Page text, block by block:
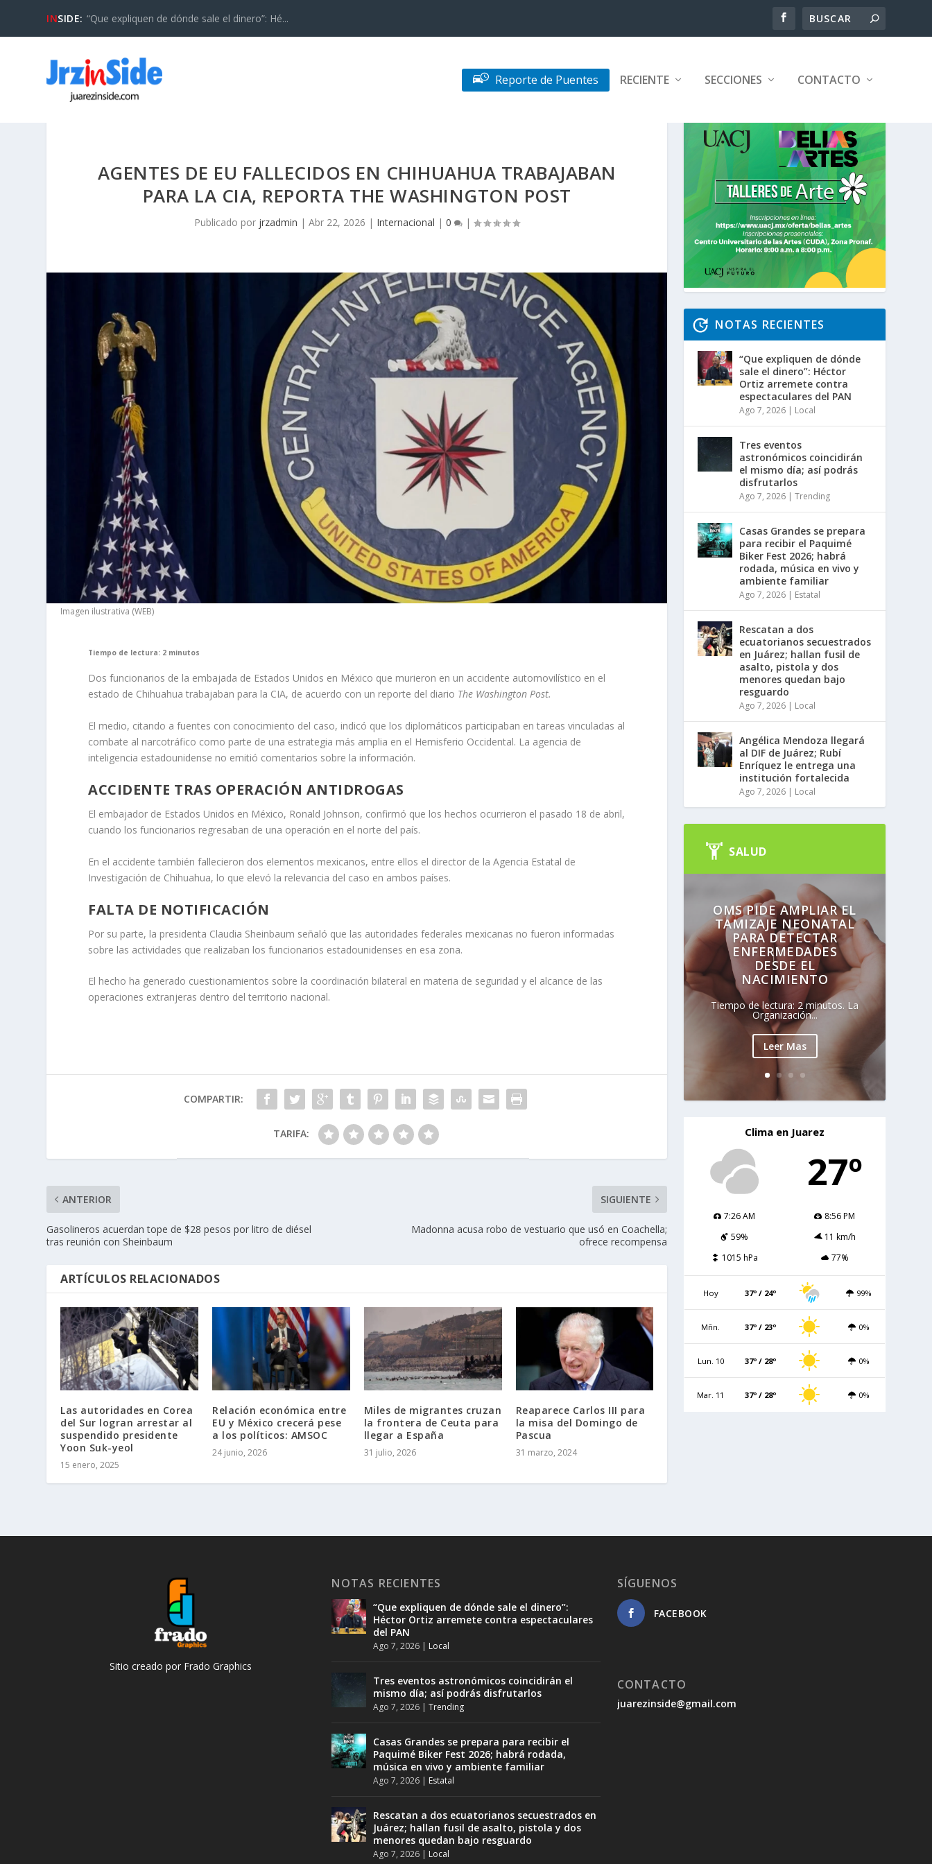
INSIDE: “Que expliquen de dónde sale el dinero”: Hé...
Reporte de Puentes RECIENTE SECCIONES CONTACTO
AGENTES DE EU FALLECIDOS EN CHIHUAHUA TRABAJABAN
PARA LA CIA, REPORTA THE WASHINGTON POST
Publicado por jrzadmin |Abr 22, 2026 | Internacional |0 |
Imagen ilustrativa (WEB)
Tiempo de lectura: 2 minutos
Dos funcionarios de la embajada de Estados Unidos en México que murieron en un accidente automovilístico en el
estado de Chihuahua trabajaban para la CIA, de acuerdo con un reporte del diario The Washington Post.
El medio, citando a fuentes con conocimiento del caso, indicó que los diplomáticos participaban en tareas vinculadas al
combate al narcotráfico como parte de una estrategia más amplia en el Hemisferio Occidental. La agencia de
inteligencia estadounidense no emitió comentarios sobre la información.
ACCIDENTE TRAS OPERACIÓN ANTIDROGAS
El embajador de Estados Unidos en México, Ronald Johnson, confirmó que los hechos ocurrieron el pasado 18 de abril,
cuando los funcionarios regresaban de una operación en el norte del país.
En el accidente también fallecieron dos elementos mexicanos, entre ellos el director de la Agencia Estatal de
Investigación de Chihuahua, lo que elevó la relevancia del caso en ambos países.
FALTA DE NOTIFICACIÓN
Por su parte, la presidenta Claudia Sheinbaum señaló que las autoridades federales mexicanas no fueron informadas
sobre las actividades que realizaban los funcionarios estadounidenses en esa zona.
El hecho ha generado cuestionamientos sobre la coordinación bilateral en materia de seguridad y el alcance de las
operaciones extranjeras dentro del territorio nacional.
COMPARTIR:
TARIFA:
ANTERIOR
Gasolineros acuerdan tope de $28 pesos por litro de diésel
tras reunión con Sheinbaum
SIGUIENTE
Madonna acusa robo de vestuario que usó en Coachella;
ofrece recompensa
ARTÍCULOS RELACIONADOS
Las autoridades en Corea
del Sur logran arrestar al
suspendido presidente
Yoon Suk-yeol
15 enero, 2025
Relación económica entre
EU y México crecerá pese
a los políticos: AMSOC
24 junio, 2026
Miles de migrantes cruzan
la frontera de Ceuta para
llegar a España
31 julio, 2026
Reaparece Carlos III para
la misa del Domingo de
Pascua
31 marzo, 2024
NOTAS RECIENTES
“Que expliquen de dónde
sale el dinero”: Héctor
Ortiz arremete contra
espectaculares del PAN
Ago 7, 2026 | Local
Tres eventos
astronómicos coincidirán
el mismo día; así podrás
disfrutarlos
Ago 7, 2026 |Trending
Casas Grandes se prepara
para recibir el Paquimé
Biker Fest 2026; habrá
rodada, música en vivo y
ambiente familiar
Ago 7, 2026 | Estatal
Rescatan a dos
ecuatorianos secuestrados
en Juárez; hallan fusil de
asalto, pistola y dos
menores quedan bajo
resguardo
Ago 7, 2026 | Local
Angélica Mendoza llegará
al DIF de Juárez; Rubí
Enríquez le entrega una
institución fortalecida
Ago 7, 2026 | Local
SALUD
OMS PIDE AMPLIAR EL
TAMIZAJE NEONATAL
PARA DETECTAR
ENFERMEDADES
DESDE EL
NACIMIENTO
Tiempo de lectura: 2 minutos. La
Organización...
Leer Mas
Clima en Juarez
27º
7:26 AM
8:56 PM
59%
11 km/h
1015 hPa
77%
Hoy 37º / 24º 99%
Mñn. 37º / 23º 0%
Lun. 10 37º / 28º 0%
Mar. 11 37º / 28º 0%
Sitio creado por Frado Graphics
NOTAS RECIENTES
“Que expliquen de dónde sale el dinero”:
Héctor Ortiz arremete contra espectaculares
del PAN
Ago 7, 2026 | Local
Tres eventos astronómicos coincidirán el
mismo día; así podrás disfrutarlos
Ago 7, 2026 |Trending
Casas Grandes se prepara para recibir el
Paquimé Biker Fest 2026; habrá rodada,
música en vivo y ambiente familiar
Ago 7, 2026 | Estatal
Rescatan a dos ecuatorianos secuestrados en
Juárez; hallan fusil de asalto, pistola y dos
menores quedan bajo resguardo
Ago 7, 2026 | Local
SÍGUENOS
FACEBOOK
CONTACTO
juarezinside@gmail.com